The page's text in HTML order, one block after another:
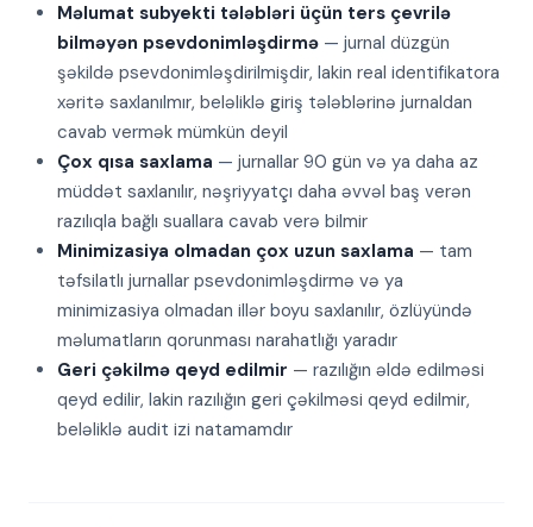
Məlumat subyekti tələbləri üçün ters çevrilə
bilməyən psevdonimləşdirmə — jurnal düzgün
şəkildə psevdonimləşdirilmişdir, lakin real identifikatora
xəritə saxlanılmır, beləliklə giriş tələblərinə jurnaldan
cavab vermək mümkün deyil
Çox qısa saxlama — jurnallar 90 gün və ya daha az
müddət saxlanılır, nəşriyyatçı daha əvvəl baş verən
razılıqla bağlı suallara cavab verə bilmir
Minimizasiya olmadan çox uzun saxlama — tam
təfsilatlı jurnallar psevdonimləşdirmə və ya
minimizasiya olmadan illər boyu saxlanılır, özlüyündə
məlumatların qorunması narahatlığı yaradır
Geri çəkilmə qeyd edilmir — razılığın əldə edilməsi
qeyd edilir, lakin razılığın geri çəkilməsi qeyd edilmir,
beləliklə audit izi natamamdır